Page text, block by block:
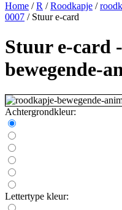
Home /R /Roodkapje /
0007 / Stuur e-card
Stuur e-card
bewegende-
Achtergrondkleur:
Lettertype kleur: